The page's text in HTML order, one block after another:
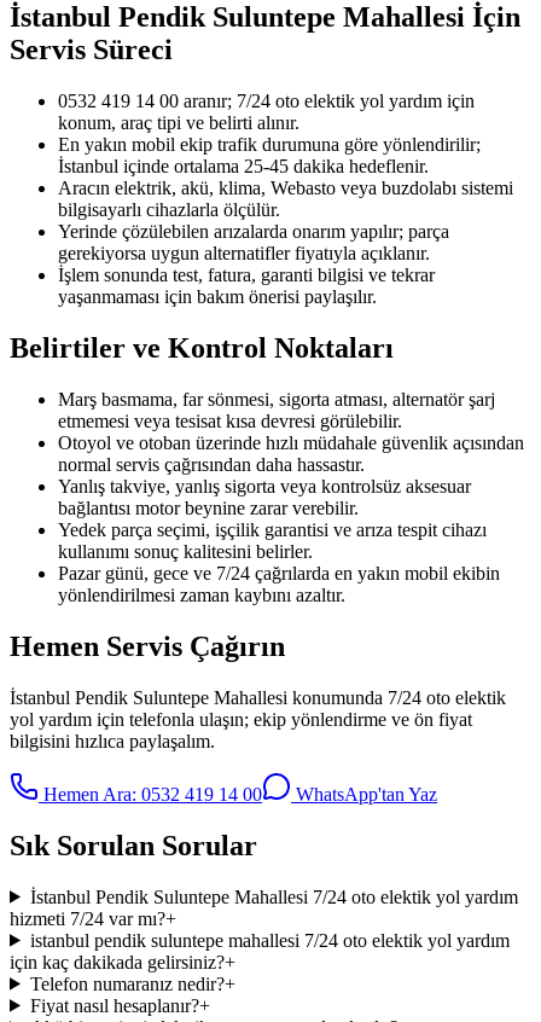
İstanbul Pendik Suluntepe Mahallesi İçin
Servis Süreci
0532 419 14 00 aranır; 7/24 oto elektik yol yardım için
konum, araç tipi ve belirti alınır.
En yakın mobil ekip trafik durumuna göre yönlendirilir;
İstanbul içinde ortalama 25-45 dakika hedeflenir.
Aracın elektrik, akü, klima, Webasto veya buzdolabı sistemi
bilgisayarlı cihazlarla ölçülür.
Yerinde çözülebilen arızalarda onarım yapılır; parça
gerekiyorsa uygun alternatifler fiyatıyla açıklanır.
İşlem sonunda test, fatura, garanti bilgisi ve tekrar
yaşanmaması için bakım önerisi paylaşılır.
Belirtiler ve Kontrol Noktaları
Marş basmama, far sönmesi, sigorta atması, alternatör şarj
etmemesi veya tesisat kısa devresi görülebilir.
Otoyol ve otoban üzerinde hızlı müdahale güvenlik açısından
normal servis çağrısından daha hassastır.
Yanlış takviye, yanlış sigorta veya kontrolsüz aksesuar
bağlantısı motor beynine zarar verebilir.
Yedek parça seçimi, işçilik garantisi ve arıza tespit cihazı
kullanımı sonuç kalitesini belirler.
Pazar günü, gece ve 7/24 çağrılarda en yakın mobil ekibin
yönlendirilmesi zaman kaybını azaltır.
Hemen Servis Çağırın
İstanbul Pendik Suluntepe Mahallesi konumunda 7/24 oto elektik
yol yardım için telefonla ulaşın; ekip yönlendirme ve ön fiyat
bilgisini hızlıca paylaşalım.
Hemen Ara: 0532 419 14 00 WhatsApp'tan Yaz
Sık Sorulan Sorular
İstanbul Pendik Suluntepe Mahallesi 7/24 oto elektik yol yardım
hizmeti 7/24 var mı?+
istanbul pendik suluntepe mahallesi 7/24 oto elektik yol yardım
için kaç dakikada gelirsiniz?+
Telefon numaranız nedir?+
Fiyat nasıl hesaplanır?+